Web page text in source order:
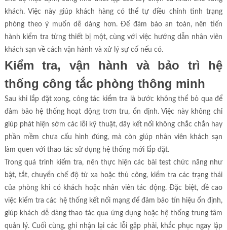
khách. Việc này giúp khách hàng có thể tự điều chỉnh tình trạng
phòng theo ý muốn dễ dàng hơn. Để đảm bảo an toàn, nên tiến
hành kiểm tra từng thiết bị một, cùng với việc hướng dẫn nhân viên
khách sạn về cách vận hành và xử lý sự cố nếu có.
Kiểm tra, vận hành và bảo trì hệ
thống công tắc phòng thông minh
Sau khi lắp đặt xong, công tác kiểm tra là bước không thể bỏ qua để
đảm bảo hệ thống hoạt động trơn tru, ổn định. Việc này không chỉ
giúp phát hiện sớm các lỗi kỹ thuật, dây kết nối không chắc chắn hay
phần mềm chưa cấu hình đúng, mà còn giúp nhân viên khách sạn
làm quen với thao tác sử dụng hệ thống mới lắp đặt.
Trong quá trình kiểm tra, nên thực hiện các bài test chức năng như
bật, tắt, chuyển chế độ từ xa hoặc thủ công, kiểm tra các trạng thái
của phòng khi có khách hoặc nhân viên tác động. Đặc biệt, đề cao
việc kiểm tra các hệ thống kết nối mạng để đảm bảo tín hiệu ổn định,
giúp khách dễ dàng thao tác qua ứng dụng hoặc hệ thống trung tâm
quản lý. Cuối cùng, ghi nhận lại các lỗi gặp phải, khắc phục ngay lập